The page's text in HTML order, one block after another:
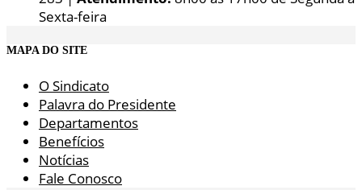
Sexta-feira
MAPA DO SITE
O Sindicato
Palavra do Presidente
Departamentos
Benefícios
Notícias
Fale Conosco